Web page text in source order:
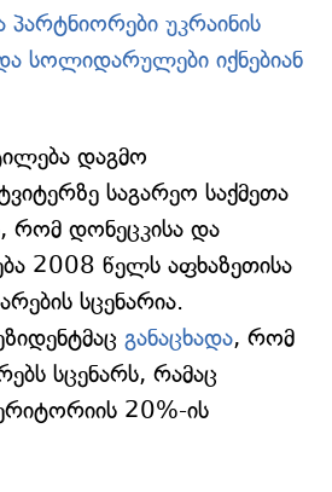
უკრაინის
სოლიდარულები იქნებიან
დაგმო
საგარეო საქმეთა
, რომ დონეცკისა და
2008 წელს აფხაზეთისა
სცენარია.
განაცხადა, რომ
სცენარს, რამაც
20%-ის